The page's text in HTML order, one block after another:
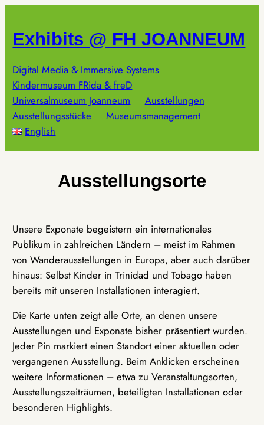
springen
Exhibits @ FH JOANNEUM
Digital Media & Immersive Systems
Kindermuseum FRida & freD
Universalmuseum Joanneum
Ausstellungen
Ausstellungsstücke
Museumsmanagement
English
Ausstellungsorte
Unsere Exponate begeistern ein internationales
Publikum in zahlreichen Ländern – meist im Rahmen
von Wanderausstellungen in Europa, aber auch darüber
hinaus: Selbst Kinder in Trinidad und Tobago haben
bereits mit unseren Installationen interagiert.
Die Karte unten zeigt alle Orte, an denen unsere
Ausstellungen und Exponate bisher präsentiert wurden.
Jeder Pin markiert einen Standort einer aktuellen oder
vergangenen Ausstellung. Beim Anklicken erscheinen
weitere Informationen – etwa zu Veranstaltungsorten,
Ausstellungszeiträumen, beteiligten Installationen oder
besonderen Highlights.